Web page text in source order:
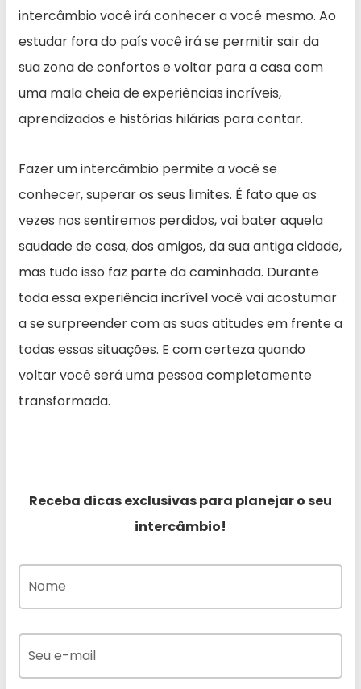
intercâmbio você irá conhecer a você mesmo. Ao
estudar fora do país você irá se permitir sair da
sua zona de confortos e voltar para a casa com
uma mala cheia de experiências incríveis,
aprendizados e histórias hilárias para contar.
Fazer um intercâmbio permite a você se
conhecer, superar os seus limites. É fato que as
vezes nos sentiremos perdidos, vai bater aquela
saudade de casa, dos amigos, da sua antiga cidade,
mas tudo isso faz parte da caminhada. Durante
toda essa experiência incrível você vai acostumar
a se surpreender com as suas atitudes em frente a
todas essas situações. E com certeza quando
voltar você será uma pessoa completamente
transformada.
Receba dicas exclusivas para planejar o seu
intercâmbio!